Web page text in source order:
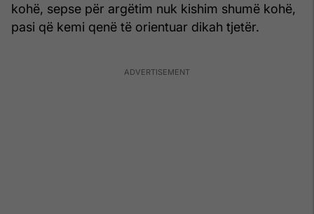
kohë, sepse për argëtim nuk kishim shumë kohë,
pasi që kemi qenë të orientuar dikah tjetër.